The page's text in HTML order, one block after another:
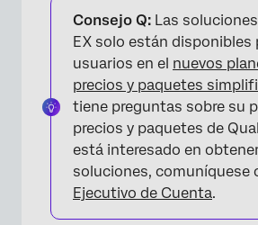
Consejo Q: Las
EX solo están disponibles
usuarios en el nuevos
precios y paquetes
tiene preguntas sobre su
precios y paquetes de
está interesado en
soluciones, comuníquese
Ejecutivo de Cuenta.